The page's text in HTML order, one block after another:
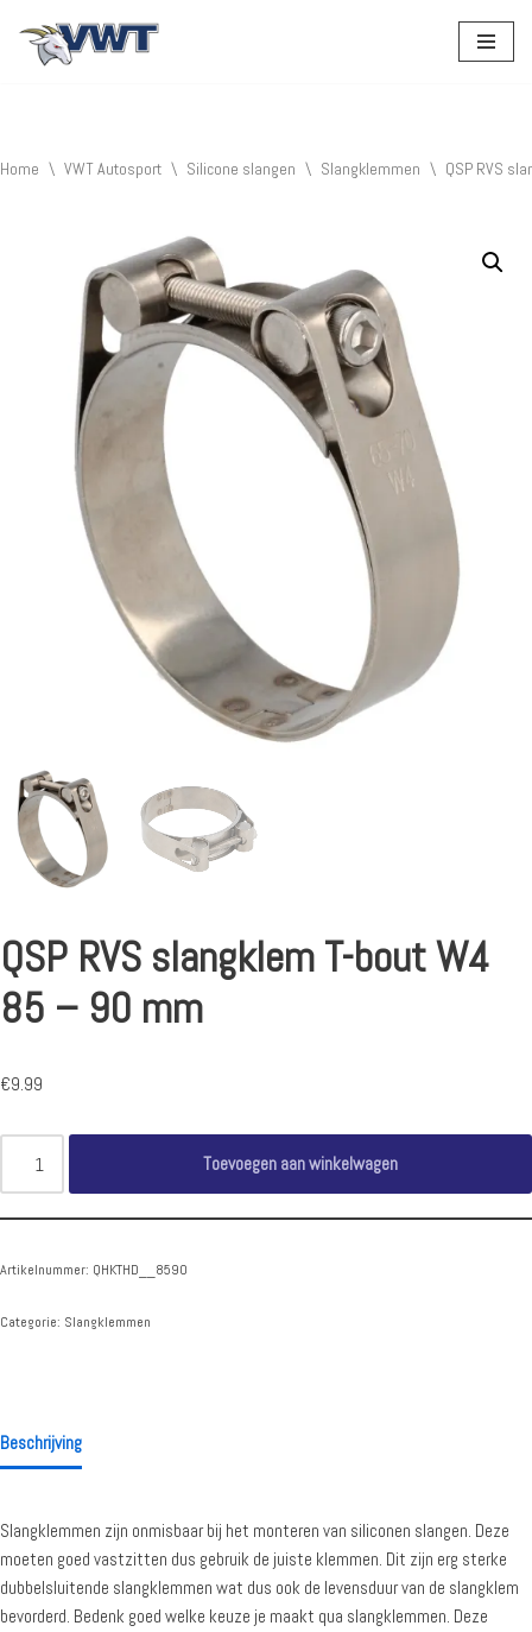
Home \ VWT Autosport \ Silicone slangen \ Slangklemmen \ QSP RVS
QSP RVS slangklem T-bout W4
85 – 90 mm
€9.99
Toevoegen aan winkelwagen
Artikelnummer: QHKTHD__8590
Categorie: Slangklemmen
Beschrijving
Slangklemmen zijn onmisbaar bij het monteren van siliconen slangen. Deze
moeten goed vastzitten dus gebruik de juiste klemmen. Dit zijn erg sterke
dubbelsluitende slangklemmen wat dus ook de levensduur van de slangklem
bevorderd. Bedenk goed welke keuze je maakt qua slangklemmen. Deze